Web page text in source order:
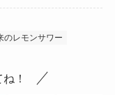
のレモンサワー
！